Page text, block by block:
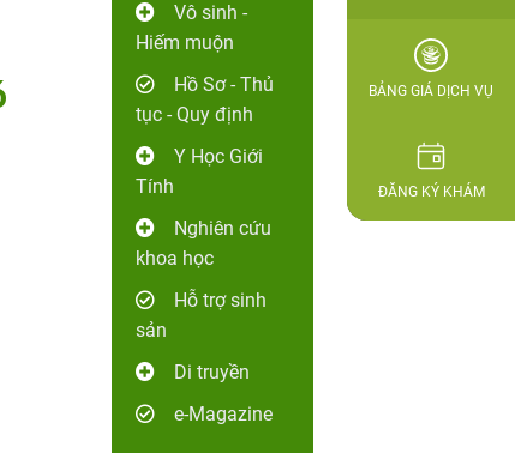
Vô sinh -
Hiếm muộn
Hồ Sơ - Thủ
tục - Quy định
Y Học Giới
Tính
Nghiên cứu
khoa học
Hỗ trợ sinh
sản
Di truyền
e-Magazine
BẢNG GIÁ DỊCH VỤ
ĐĂNG KÝ KHÁM